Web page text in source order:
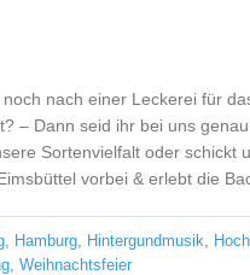
nach einer Leckerei für
Dann seid ihr bei uns
Sortenvielfalt oder schickt
vorbei & erlebt die
, Hamburg, Hintergundmusik,
, Weihnachtsfeier